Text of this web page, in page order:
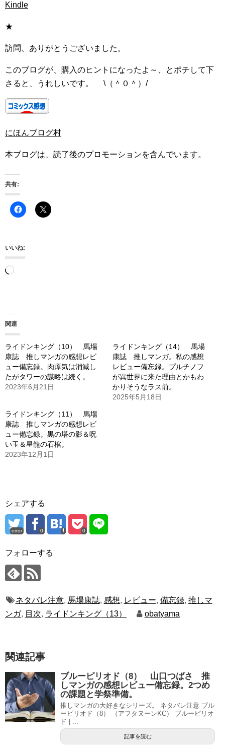
Kindle
★
訪問、ありがとうございました。
このブログが、購入のヒントになったよ～、とポチして下
さると、うれしいです。 \（＾０＾）/
にほんブログ村
本ブログは、読了後のプロモーションを含んでいます。
共有:
いいね:
読
み
中…
関連
ライドンキング（10） 馬場
康誌 推しマンガの感想レビ
ュー備忘録。肉瘴気は消滅し
たがタワーの謀略は続く。
2023年6月21日
ライドンキング（14） 馬場
康誌 推しマンガ。私の感想
レビュー備忘録。プルチノフ
が異世界に来た理由とかもわ
かりそうなラス前。
2025年5月18日
ライドンキング（11） 馬場
康誌 推しマンガの感想レビ
ュー備忘録。黒の塔の影＆呪
い玉＆星龍の石棺。
2023年12月1日
シェアする
error 0 0
フォローする
ネタバレ注意, 馬場康誌, 感想, レビュー, 備忘録, 推しマ
ンガ, 目次, ライドンキング（13） obatyama
関連記事
ブルーピリオド（8） 山口つばさ 推
しマンガの感想レビュー備忘録。2つめ
の課題と学祭準備。
推しマンガの大好きなシリーズ。 ネタバレ注意 ブル
ーピリオド（8） （アフタヌーンKC） ブルーピリオ
ド | ...
記事を読む